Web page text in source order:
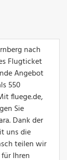
nach
Flugticket
Angebot
550
fluege.de,
Sie
Dank der
uns die
teilen wir
Ihren